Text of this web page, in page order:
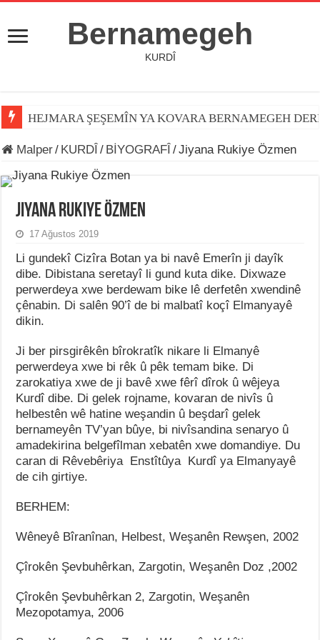
Bernamegeh
KURDÎ
HEJMARA ŞEŞEMÎN YA KOVARA BERNAMEGEH
Malper/ KURDÎ / BİYOGRAFÎ /Jiyana Rukiye Özmen
Jiyana Rukiye Özmen
17 Ağustos 2019
Li gundekî Cizîra Botan ya bi navê Emerîn ji dayîk
dibe. Dibistana seretayî li gund kuta dike. Dixwaze
perwerdeya xwe berdewam bike lê derfetên xwendinê
çênabin. Di salên 90’î de bi malbatî koçî Elmanyayê
dikin.
Ji ber pirsgirêkên bîrokratîk nikare li Elmanyê
perwerdeya xwe bi rêk û pêk temam bike. Di
zarokatiya xwe de ji bavê xwe fêrî dîrok û wêjeya
Kurdî dibe. Di gelek rojname, kovaran de nivîs û
helbestên wê hatine weşandin û beşdarî gelek
bernameyên TV’yan bûye, bi nivîsandina senaryo û
amadekirina belgefîlman xebatên xwe domandiye. Du
caran di Rêvebêriya Enstîtûya Kurdî ya Elmanyayê
de cih girtiye.
BERHEM:
Wêneyê Bîranînan, Helbest, Weşanên Rewşen, 2002
Çîrokên Şevbuhêrkan, Zargotin, Weşanên Doz ,2002
Çîrokên Şevbuhêrkan 2, Zargotin, Weşanên
Mezopotamya, 2006